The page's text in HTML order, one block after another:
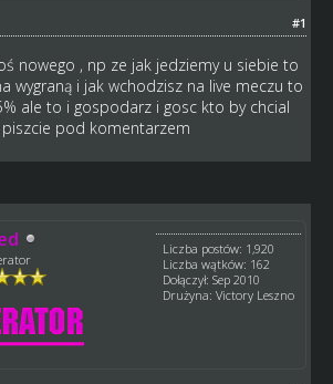
#1
nowego , np ze jak jedziemy u siebie to
wygraną i jak wchodzisz na live meczu to
ale to i gospodarz i gosc kto by chcial
pod komentarzem
Liczba postów: 1,920
Liczba wątków: 162
Dołączył: Sep 2010
Drużyna: Victory Leszno